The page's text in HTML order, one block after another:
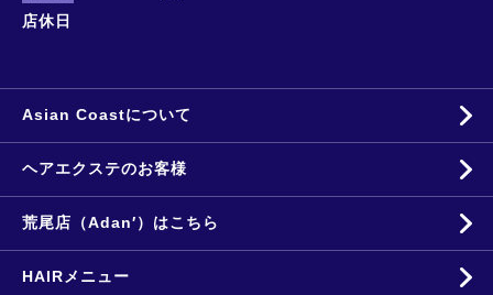
店休日
Asian Coastについて
ヘアエクステのお客様
荒尾店（Adan′）はこちら
HAIRメニュー